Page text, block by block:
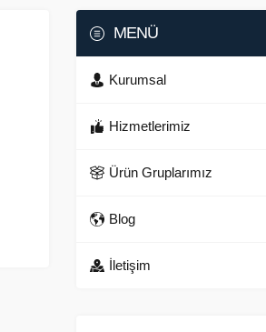
MENÜ
Kurumsal
Hizmetlerimiz
Ürün Gruplarımız
Blog
İletişim